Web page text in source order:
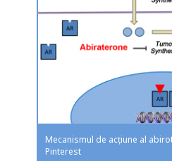
Mecanismul de acțiune al
Pinterest